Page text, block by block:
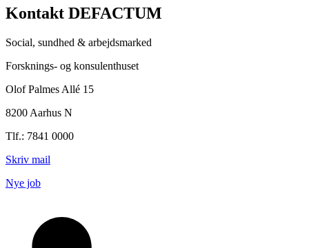
Kontakt DEFACTUM
Social, sundhed & arbejdsmarked
Forsknings- og konsulenthuset
Olof Palmes Allé 15
8200 Aarhus N
Tlf.: 7841 0000
Skriv mail
Nye job